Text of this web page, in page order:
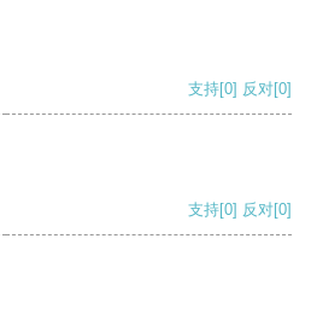
支持[0] 反对[0]
支持[0] 反对[0]